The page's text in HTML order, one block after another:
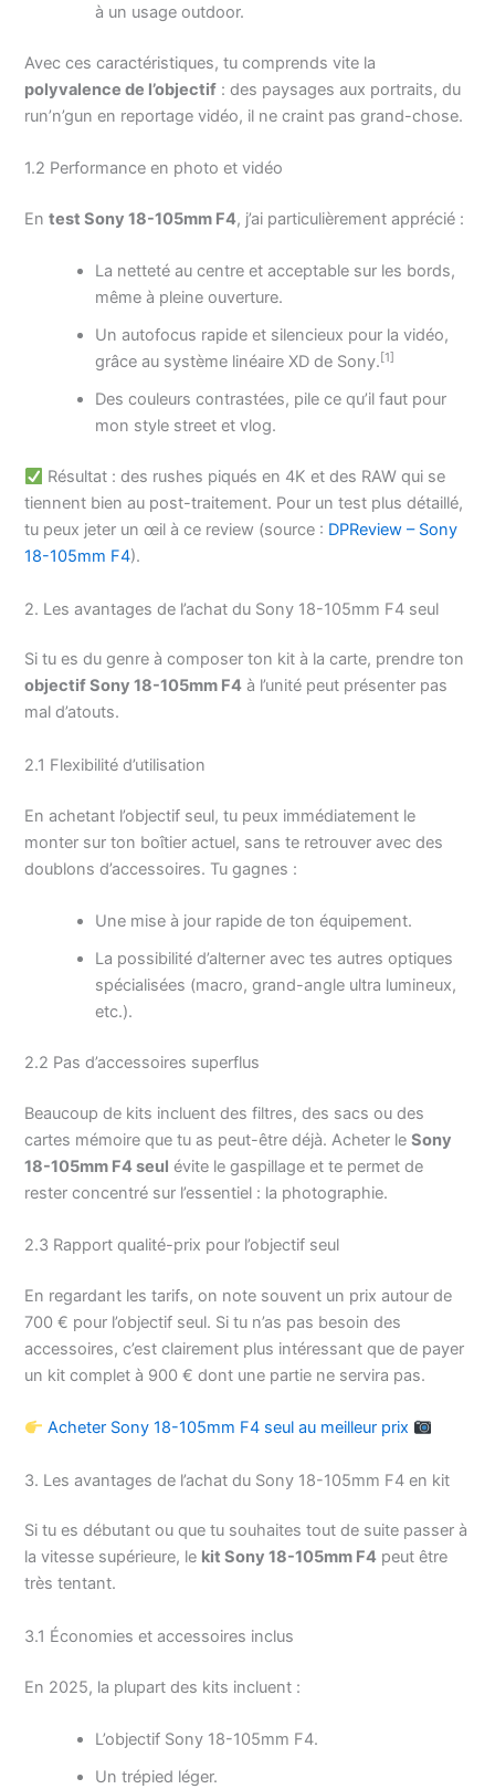
à un usage outdoor.
Avec ces caractéristiques, tu comprends vite la
polyvalence de l’objectif : des paysages aux portraits, du
run’n’gun en reportage vidéo, il ne craint pas grand-chose.
1.2 Performance en photo et vidéo
Entest Sony 18-105mm F4, j’ai particulièrement apprécié :
La netteté au centre et acceptable sur les bords,
même à pleine ouverture.
Un autofocus rapide et silencieux pour la vidéo,
grâce au système linéaire XD de Sony.[1]
Des couleurs contrastées, pile ce qu’il faut pour
mon style street et vlog.
Résultat : des rushes piqués en 4K et des RAW qui se
tiennent bien au post-traitement. Pour un test plus détaillé,
tu peux jeter un œil à ce review (source : DPReview – Sony
18-105mm F4).
2. Les avantages de l’achat du Sony 18-105mm F4 seul
Si tu es du genre à composer ton kit à la carte, prendre ton
objectif Sony 18-105mm F4 à l’unité peut présenter pas
mal d’atouts.
2.1 Flexibilité d’utilisation
En achetant l’objectif seul, tu peux immédiatement le
monter sur ton boîtier actuel, sans te retrouver avec des
doublons d’accessoires. Tu gagnes :
Une mise à jour rapide de ton équipement.
La possibilité d’alterner avec tes autres optiques
spécialisées (macro, grand-angle ultra lumineux,
etc.).
2.2 Pas d’accessoires superflus
Beaucoup de kits incluent des filtres, des sacs ou des
cartes mémoire que tu as peut-être déjà. Acheter leSony
18-105mm F4 seul évite le gaspillage et te permet de
rester concentré sur l’essentiel : la photographie.
2.3 Rapport qualité-prix pour l’objectif seul
En regardant les tarifs, on note souvent un prix autour de
700 € pour l’objectif seul. Si tu n’as pas besoin des
accessoires, c’est clairement plus intéressant que de payer
un kit complet à 900 € dont une partie ne servira pas.
Acheter Sony 18-105mm F4 seul au meilleur prix
3. Les avantages de l’achat du Sony 18-105mm F4 en kit
Si tu es débutant ou que tu souhaites tout de suite passer à
la vitesse supérieure, le kit Sony 18-105mm F4 peut être
très tentant.
3.1 Économies et accessoires inclus
En 2025, la plupart des kits incluent :
L’objectif Sony 18-105mm F4.
Un trépied léger.